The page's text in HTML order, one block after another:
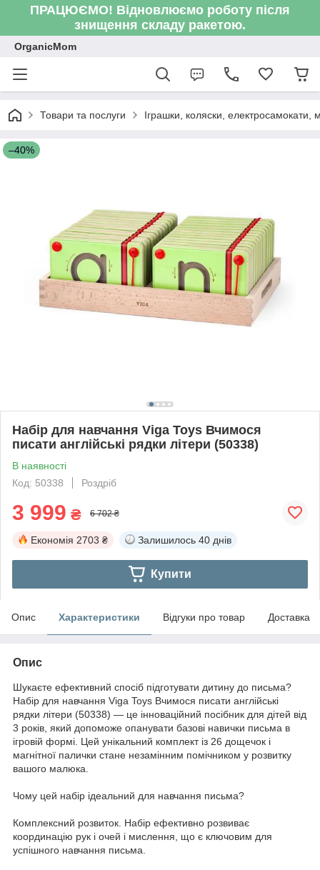
ПРАЦЮЄМО! Відновлюємо роботу після
знищення складу ракетою.
OrganicMom
Товари та послуги Іграшки, коляски,
–40%
Набір для навчання Viga Toys Вчимося
писати англійські рядки літери (50338)
В наявності
Код: 50338
Роздріб
3 999 ₴ 6 702 ₴
Економія 2703 ₴ Залишилось 40 днів
Купити
Опис Характеристики Відгуки про товар Доставка
Опис
Шукаєте ефективний спосіб підготувати дитину до письма?
Набір для навчання Viga Toys Вчимося писати англійські
рядки літери (50338) — це інноваційний посібник для дітей від
3 років, який допоможе опанувати базові навички письма в
ігровій формі. Цей унікальний комплект із 26 дощечок і
магнітної палички стане незамінним помічником у розвитку
вашого малюка.
Чому цей набір ідеальний для навчання письма?
Комплексний розвиток. Набір ефективно розвиває
координацію рук і очей і мислення, що є ключовим для
успішного навчання письма.